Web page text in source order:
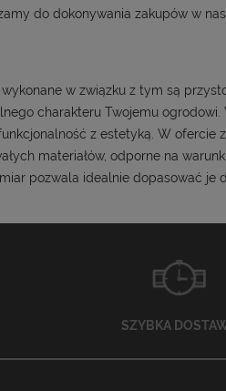
do dokonywania zakupów w
w związku z tym są
charakteru Twojemu
z estetyką. W ofercie
materiałów, odporne na
pozwala idealnie dopasować je
SZYBKA